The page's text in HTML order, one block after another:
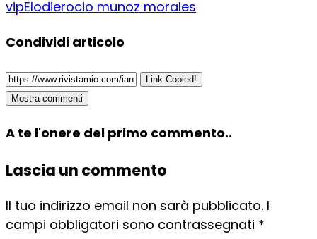
vipElodierocio munoz morales
Condividi articolo
Link Copied!
Mostra commenti
A te l'onere del primo commento..
Lascia un commento
Il tuo indirizzo email non sarà pubblicato. I
campi obbligatori sono contrassegnati *